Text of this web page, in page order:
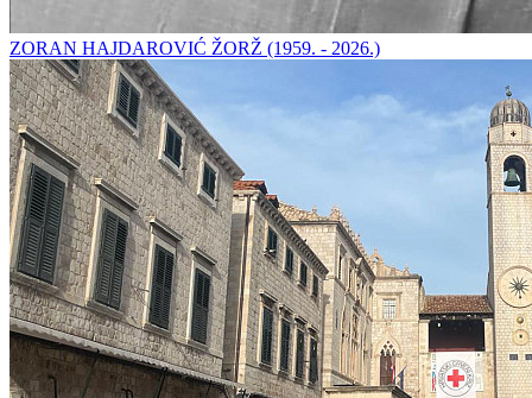
ZORAN HAJDAROVIĆ ŽORŽ (1959. - 2026.)